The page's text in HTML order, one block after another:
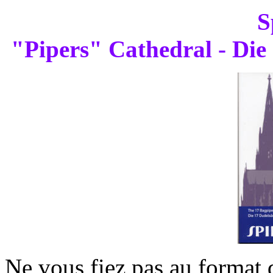
"Pipers" Cathedral -
Ne vous fiez pas au